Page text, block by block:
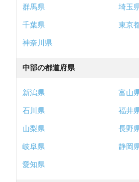
群馬県
埼玉
千葉県
東京
神奈川県
中部の都道府県
新潟県
富山
石川県
福井
山梨県
長野
岐阜県
静岡
愛知県